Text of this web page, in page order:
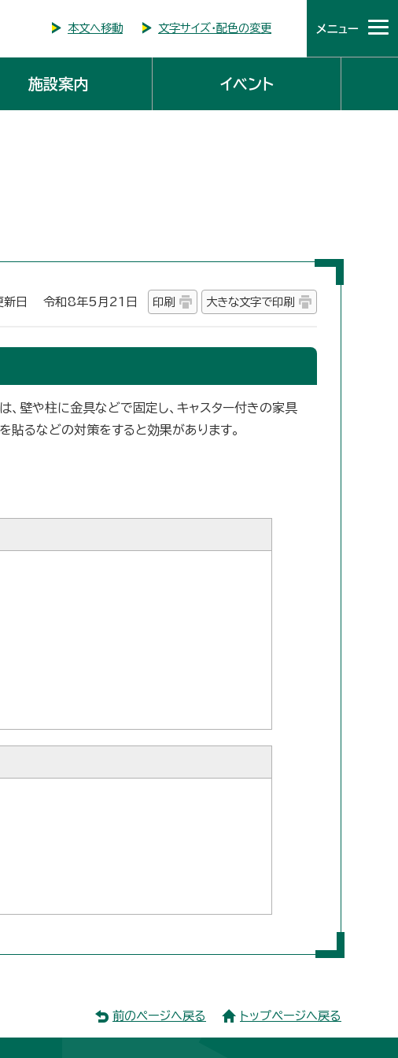
本文へ移動 文字サイズ・配色の変更 メニュー
施設案内 イベント
日 令和8年5月21日 印刷 大きな文字で印刷
、壁や柱に金具などで固定し、キャスター付きの家具
貼るなどの対策をすると効果があります。
前のページへ戻る トップページへ戻る